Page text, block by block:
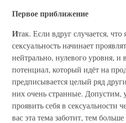
Первое приближение
Итак. Если вдруг случается,
сексуальность начинает
нейтрально, нулевого уровня, и
потенциал, который идёт на
предписывается целый ряд
них очень странные. Допустим,
проявить себя в сексуальности
вас эта тема заботит, тем